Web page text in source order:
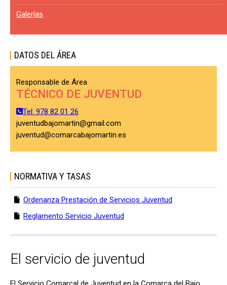
Galerías
DATOS DEL ÁREA
Responsable de Área
TÉCNICO DE JUVENTUD
Tel: 978 82 01 26
juventudbajomartin@gmail.com
juventud@comarcabajomartin.es
NORMATIVA Y TASAS
Ordenanza Prestación de Servicios Juventud
Reglamento Servicio Juventud
El servicio de juventud